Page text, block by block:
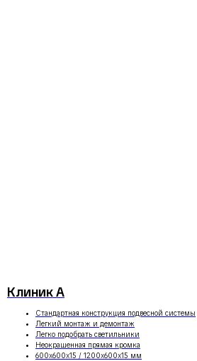
Клиник А
Стандартная конструкция подвесной системы
Легкий монтаж и демонтаж
Легко подобрать светильники
Неокрашенная прямая кромка
600x600x15 / 1200x600x15 мм